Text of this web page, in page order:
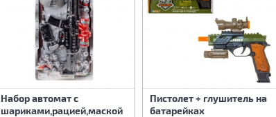
Набор автомат с
шариками,рацией,маской
Пистолет + глушитель на
батарейках